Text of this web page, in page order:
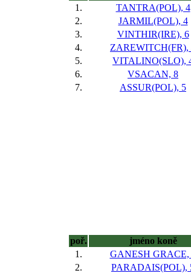
1.
TANTRA(POL), 4
2.
JARMIL(POL), 4
3.
VINTHIR(IRE), 6
4.
ZAREWITCH(FR),
5.
VITALINO(SLO),
6.
VSACAN, 8
7.
ASSUR(POL), 5
poř.
jméno koně
1.
GANESH GRACE,
2.
PARADAIS(POL),